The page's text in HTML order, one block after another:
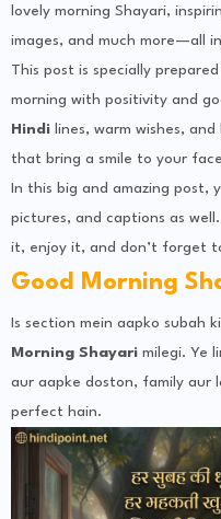
lovely morning Shayari,
images, and much more—all
This post is specially
morning with positivity and
Hindi lines, warm wishes,
that bring a smile to your
In this big and amazing post,
pictures, and captions as
it, enjoy it, and don’t forget
Good Morning
Is section mein aapko subah
Morning Shayari milegi. Ye
aur aapke doston, family aur
perfect hain.